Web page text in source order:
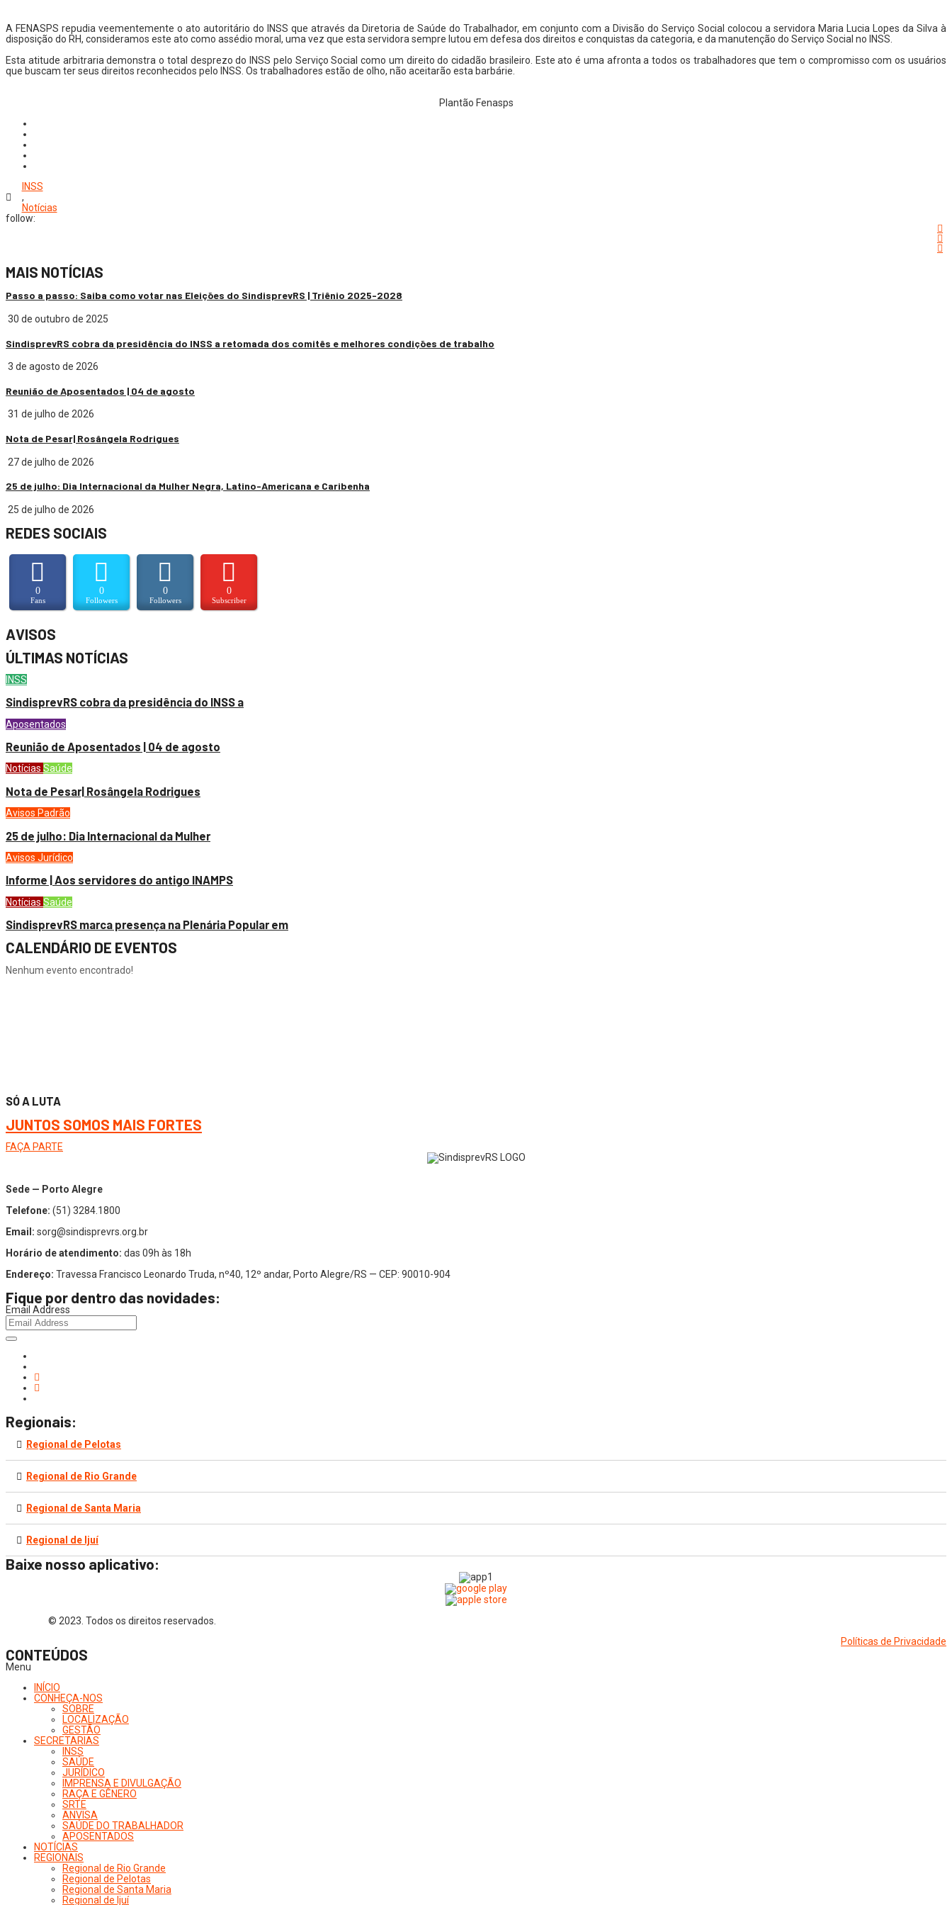
A FENASPS repudia veementemente o ato autoritário do INSS que através da Diretoria de Saúde do Trabalhador, em conjunto com a Divisão do Serviço Social colocou a servidora Maria Lucia Lopes da Silva à
disposição do RH, consideramos este ato como assédio moral, uma vez que esta servidora sempre lutou em defesa dos direitos e conquistas da categoria, e da manutenção do Serviço Social no INSS.
Esta atitude arbitraria demonstra o total desprezo do INSS pelo Serviço Social como um direito do cidadão brasileiro. Este ato é uma afronta a todos os trabalhadores que tem o compromisso com os usuários
que buscam ter seus direitos reconhecidos pelo INSS. Os trabalhadores estão de olho, não aceitarão esta barbárie.
Plantão Fenasps
INSS
,
Notícias
follow:
MAIS NOTÍCIAS
Passo a passo: Saiba como votar nas Eleições do SindisprevRS | Triênio 2025-2028
30 de outubro de 2025
SindisprevRS cobra da presidência do INSS a retomada dos comitês e melhores condições de trabalho
3 de agosto de 2026
Reunião de Aposentados | 04 de agosto
31 de julho de 2026
Nota de Pesar| Rosângela Rodrigues
27 de julho de 2026
25 de julho: Dia Internacional da Mulher Negra, Latino-Americana e Caribenha
25 de julho de 2026
REDES SOCIAIS
0
Fans
0
Followers
0
Followers
0
Subscriber
AVISOS
ÚLTIMAS NOTÍCIAS
INSS
SindisprevRS cobra da presidência do INSS a
Aposentados
Reunião de Aposentados | 04 de agosto
Notícias Saúde
Nota de Pesar| Rosângela Rodrigues
Avisos Padrão
25 de julho: Dia Internacional da Mulher
Avisos Jurídico
Informe | Aos servidores do antigo INAMPS
Notícias Saúde
SindisprevRS marca presença na Plenária Popular em
CALENDÁRIO DE EVENTOS
Nenhum evento encontrado!
SÓ A LUTA
JUNTOS SOMOS MAIS FORTES
FAÇA PARTE
Sede — Porto Alegre
Telefone: (51) 3284.1800
Email: sorg@sindisprevrs.org.br
Horário de atendimento: das 09h às 18h
Endereço: Travessa Francisco Leonardo Truda, nº40, 12º andar, Porto Alegre/RS — CEP: 90010-904
Fique por dentro das novidades:
Email Address
Regionais:
Regional de Pelotas
Regional de Rio Grande
Regional de Santa Maria
Regional de Ijuí
Baixe nosso aplicativo:
© 2023. Todos os direitos reservados.
Políticas de Privacidade
CONTEÚDOS
Menu
INÍCIO
CONHEÇA-NOS
SOBRE
LOCALIZAÇÃO
GESTÃO
SECRETARIAS
INSS
SAÚDE
JURÍDICO
IMPRENSA E DIVULGAÇÃO
RAÇA E GÊNERO
SRTE
ANVISA
SAÚDE DO TRABALHADOR
APOSENTADOS
NOTÍCIAS
REGIONAIS
Regional de Rio Grande
Regional de Pelotas
Regional de Santa Maria
Regional de Ijuí